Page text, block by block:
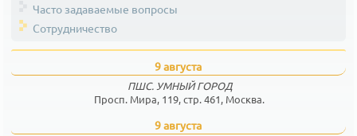
Часто задаваемые вопросы
Сотрудничество
9 августа
ПШС. УМНЫЙ ГОРОД
Просп. Мира, 119, стр. 461, Москва.
9 августа